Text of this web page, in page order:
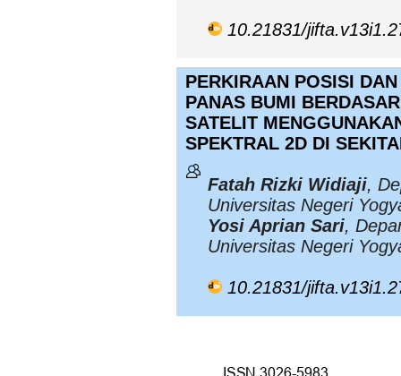
10.21831/
PERKIRAAN POSISI
PANAS BUMI
SATELIT
SPEKTRAL 2D DI
Fatah Rizki Widiaji,
Universitas Negeri
Yosi Aprian Sari,
Universitas Negeri
10.21831/